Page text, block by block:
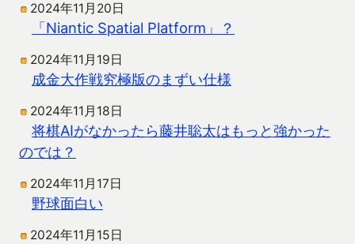
2024年11月20日
「Niantic Spatial Platform」？
2024年11月19日
成金大作戦究極版のまずい仕様
2024年11月18日
将棋AIがなかったら藤井聡太はもっと強かった
のでは？
2024年11月17日
野球面白い
2024年11月15日